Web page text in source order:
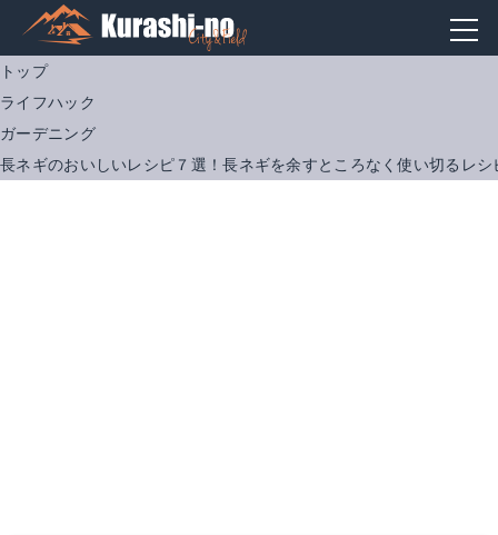
トップ
ライフハック
ガーデニング
長ネギのおいしいレシピ７選！長ネギを余すところなく使い切るレシ